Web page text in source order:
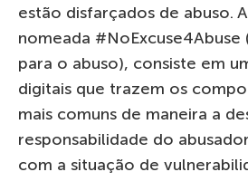
estão disfarçados de abuso.
nomeada #NoExcuse4Abuse
para o abuso), consiste em
digitais que trazem os
mais comuns de maneira a
responsabilidade do
com a situação de